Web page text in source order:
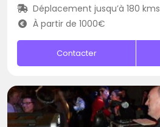
Déplacement jusqu’à 180 kms
À partir de 1000€
Contacter